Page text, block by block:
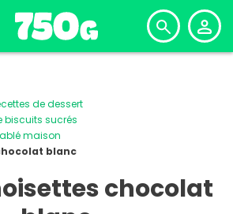
de dessert
biscuits sucrés
maison
blanc
chocolat